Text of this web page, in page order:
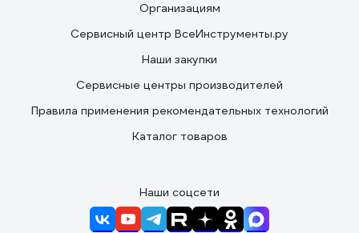
Организациям
Сервисный центр ВсеИнструменты.ру
Наши закупки
Сервисные центры производителей
Правила применения рекомендательных технологий
Каталог товаров
Наши соцсети